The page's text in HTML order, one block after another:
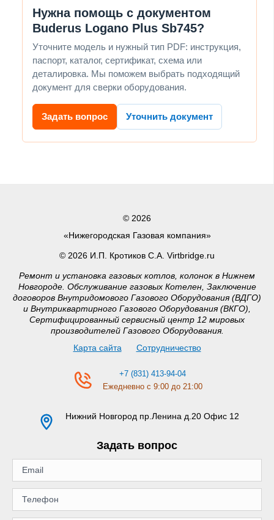
Нужна помощь с документом
Buderus Logano Plus Sb745?
Уточните модель и нужный тип PDF: инструкция,
паспорт, каталог, сертификат, схема или
деталировка. Мы поможем выбрать подходящий
документ для сверки оборудования.
Задать вопрос Уточнить документ
© 2026
«Нижегородская Газовая компания»
© 2026 И.П. Кротиков С.А. Virtbridge.ru
Ремонт и установка газовых котлов, колонок в Нижнем
Новгороде. Обслуживание газовых Котелен, Заключение
договоров Внутридомового Газового Оборудования (ВДГО)
и Внутриквартирного Газового Оборудования (ВКГО),
Сертифицированный сервисный центр 12 мировых
производителей Газового Оборудования.
Карта сайта
Сотрудничество
+7 (831) 413-94-04
Ежедневно с 9:00 до 21:00
Нижний Новгород пр.Ленина д.20 Офис 12
Задать вопрос